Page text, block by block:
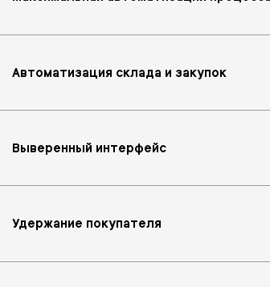
Автоматизация склада и закупок
Выверенный интерфейс
Удержание покупателя